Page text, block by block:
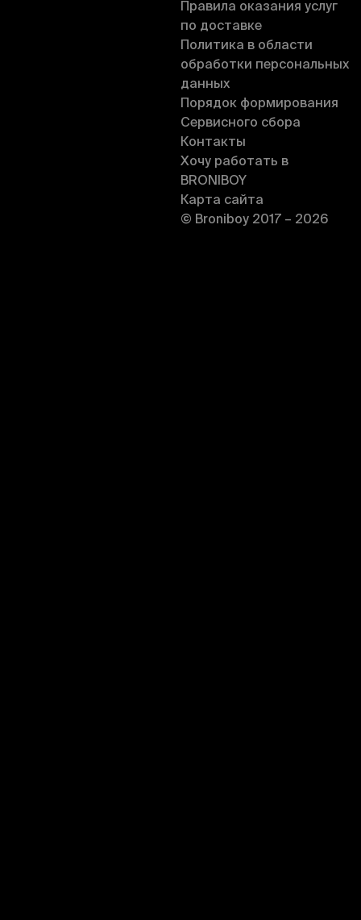
Правила оказания услуг
по доставке
Политика в области
обработки персональных
данных
Порядок формирования
Сервисного сбора
Контакты
Хочу работать в
BRONIBOY
Карта сайта
© Broniboy 2017 – 2026